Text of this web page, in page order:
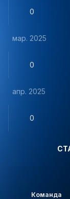
0
мар. 2025
0
апр. 2025
0
Команда